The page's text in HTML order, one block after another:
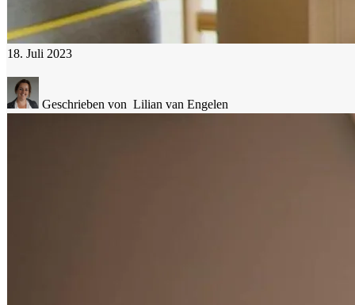
18. Juli 2023
Geschrieben von Lilian van Engelen